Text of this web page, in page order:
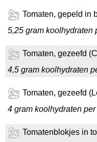
Tomaten, gepeld in
5,25 gram koolhydraten
Tomaten, gezeefd
4,5 gram koolhydraten
Tomaten, gezeefd
4 gram koolhydraten per
Tomatenblokjes in